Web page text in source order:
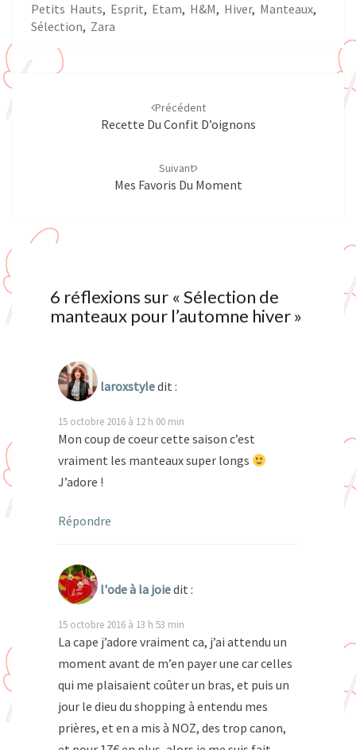
Petits Hauts, Esprit, Etam, H&M, Hiver, Manteaux,
Sélection, Zara
Navigation
d'article
Précédent
Recette Du Confit D’oignons
Suivant
Mes Favoris Du Moment
6 réflexions sur « Sélection de
manteaux pour l’automne hiver»
laroxstyledit :
15 octobre 2016 à 12 h 00 min
Mon coup de coeur cette saison c’est
vraiment les manteaux super longs
J’adore !
Répondre
l'ode à la joiedit :
15 octobre 2016 à 13 h 53 min
La cape j’adore vraiment ca, j’ai attendu un
moment avant de m’en payer une car celles
qui me plaisaient coûter un bras, et puis un
jour le dieu du shopping à entendu mes
prières, et en a mis à NOZ, des trop canon,